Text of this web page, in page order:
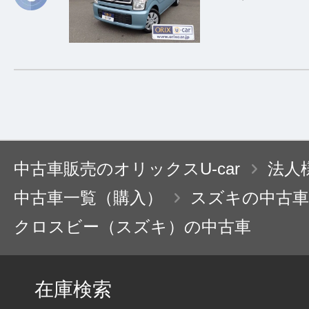
中古車販売のオリックスU-car
法人
中古車一覧（購入）
スズキの中古車
クロスビー（スズキ）の中古車
在庫検索